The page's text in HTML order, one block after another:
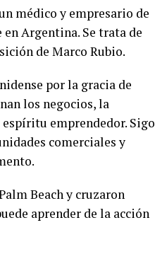
médico y empresario de
Argentina. Se trata de
de Marco Rubio.
por la gracia de
los negocios, la
emprendedor. Sigo
comerciales y
Beach y cruzaron
aprender de la acción